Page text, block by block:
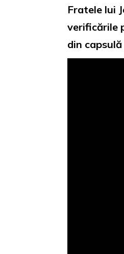
Fratele lui
verificările
din